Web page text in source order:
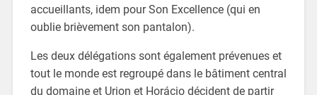
accueillants, idem pour Son Excellence (qui en
oublie brièvement son pantalon).
Les deux délégations sont également prévenues et
tout le monde est regroupé dans le bâtiment central
du domaine et Urion et Horácio décident de partir